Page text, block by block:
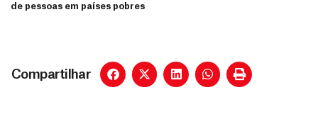
de pessoas em países pobres
Compartilhar